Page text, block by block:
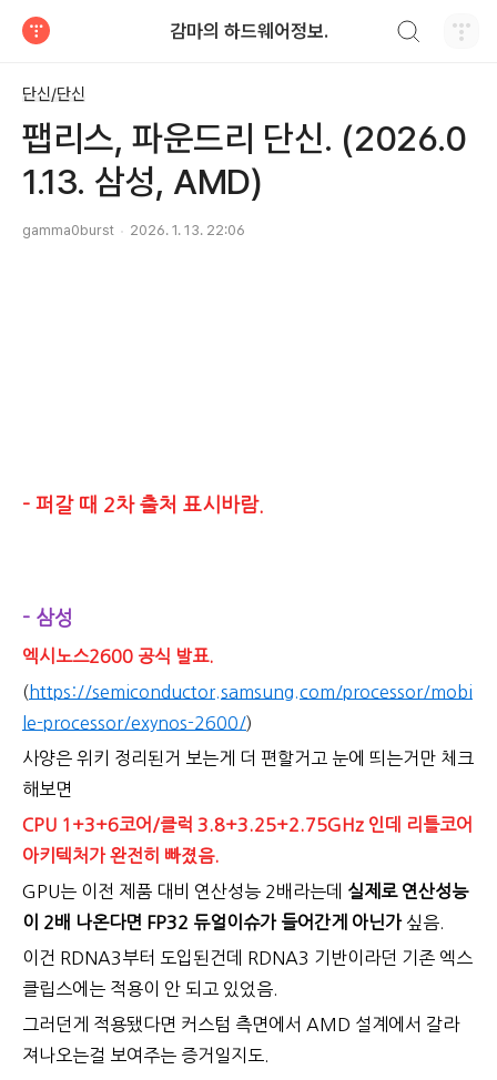
감마의 하드웨어정보.
단신/단신
팹리스, 파운드리 단신. (2026.0
1.13. 삼성, AMD)
gamma0burst 2026. 1. 13. 22:06
- 퍼갈 때 2차 출처 표시바람.
- 삼성
엑시노스2600 공식 발표.
( https://semiconductor.samsung.com/processor/mobi
le-processor/exynos-2600/)
사양은 위키 정리된거 보는게 더 편할거고 눈에 띄는거만 체크
해보면
CPU 1+3+6코어/클럭 3.8+3.25+2.75GHz 인데 리틀코어
아키텍처가 완전히 빠졌음.
GPU는 이전 제품 대비 연산성능 2배라는데 실제로 연산성능
이 2배 나온다면 FP32 듀얼이슈가 들어간게 아닌가싶음.
이건 RDNA3부터 도입된건데 RDNA3 기반이라던 기존 엑스
클립스에는 적용이 안 되고 있었음.
그러던게 적용됐다면 커스텀 측면에서 AMD 설계에서 갈라
져나오는걸 보여주는 증거일지도.